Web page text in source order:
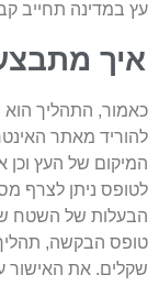
תחייב קבלת
מתבצע
התהליך הוא פשוט
מאתר האינטרנט
של העץ וכן את
ניתן לצרף מסמכים
של השטח שבו
את האישור על